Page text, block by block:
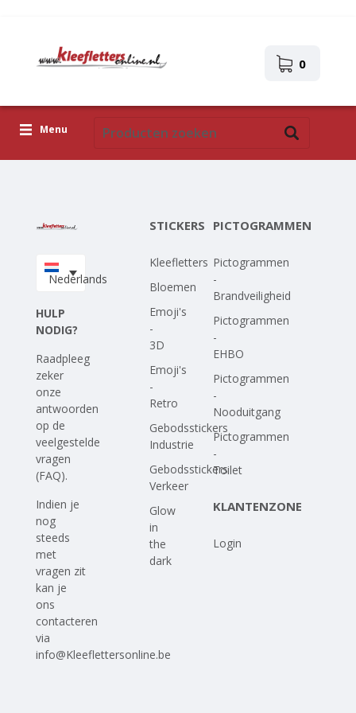
0
Menu
Upload je eigen ontwerp
Nederlands
HULP
NODIG?
Raadpleeg
zeker
onze
antwoorden
op de
veelgestelde
vragen
(FAQ).
Indien je
nog
steeds
met
vragen zit
kan je
ons
contacteren
via
info@Kleeflettersonline.be
STICKERS
Kleefletters
Bloemen
Emoji's
-
3D
Emoji's
-
Retro
Gebodsstickers
Industrie
Gebodsstickers
Verkeer
Glow
in
the
dark
PICTOGRAMMEN
Pictogrammen
-
Brandveiligheid
Pictogrammen
-
EHBO
Pictogrammen
-
Nooduitgang
Pictogrammen
-
Toilet
KLANTENZONE
Login